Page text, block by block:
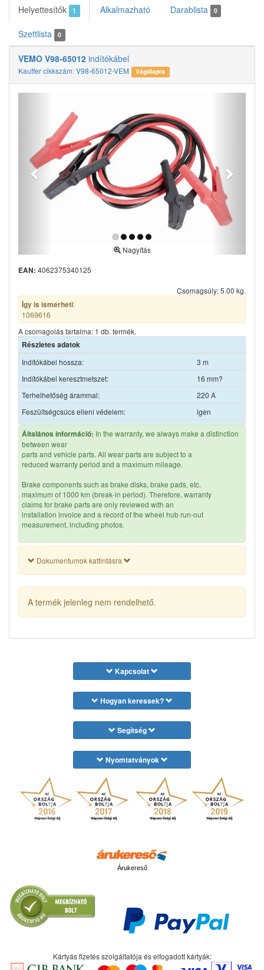
Helyettesítők 1 Alkalmazható Darablista 0
Szettlista 0
VEMO V98-65012 indítókábel
Kauffer cikkszám: V98-65012-VEM Vágólapra
Nagyítás
EAN: 4062375340125
Csomagsúly: 5.00 kg.
Így is ismerheti:
1069616
A csomagolás tartalma: 1 db. termék.
Részletes adatok
Indítókábel hossza:
3 m
Indítókábel keresztmetszet:
16 mm?
Terhelhetőség árammal:
220 A
Feszültségcsúcs elleni védelem:
igen
Általános információ: In the warranty, we always make a distinction
between wear
parts and vehicle parts. All wear parts are subject to a
reduced warranty period and a maximum mileage.
Brake components such as brake disks, brake pads, etc.
maximum of 1000 km (break-in period). Therefore, warranty
claims for brake parts are only reviewed with an
installation invoice and a record of the wheel hub run-out
measurement, including photos.
For brake disks and brake pads, the break-in requirements
When replacing brakes, the chassis components must always be
checked with regard to clearance and the wheel hub with
produced.
vehicle is used for motor sports or similar events.
Products supplied by us are without exception
the designated use.
Please note that our products are usually delivered without
Installation may only be carried out by trained specialist
Dokumentumok kattintásra
A termék jelenleg nem rendelhető.
Kapcsolat
Hogyan keressek?
Segítség
Nyomtatványok
Árukereső
Kártyás fizetés szolgáltatója és elfogadott kártyák: